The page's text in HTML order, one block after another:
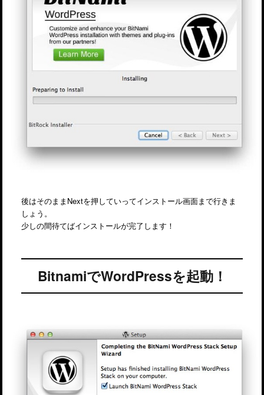
後はそのままNextを押していってインストール画面まで行きま
しょう。
少しの間待てばインストールが完了します！
BitnamiでWordPressを起動！